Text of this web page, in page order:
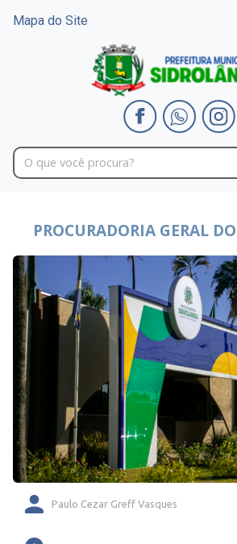
Mapa do Site
PROCURADORIA GERAL
Paulo Cezar Greff Vasques